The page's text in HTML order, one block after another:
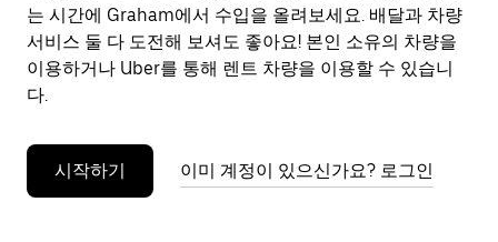
으
려
면
Esc
키
누
세
는 시간에 Graham에서 수입을 올려보세요. 배달과 차량
서비스 둘 다 도전해 보셔도 좋아요! 본인 소유의 차량을
이용하거나 Uber를 통해 렌트 차량을 이용할 수 있습니
다.
시작하기 이미 계정이 있으신가요? 로그인